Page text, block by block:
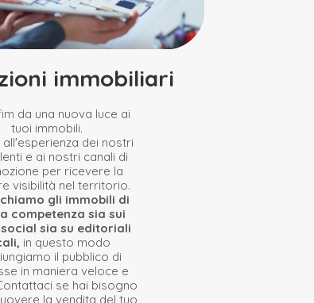
immobiliari
da una nuova luce ai
tuoi immobili.
dei nostri
e ai nostri canali di
per ricevere la
visibilità nel territorio.
gli immobili di
competenza sia sui
sia su editoriali
in questo modo
il pubblico di
in maniera veloce e
se hai bisogno
la vendita del tuo